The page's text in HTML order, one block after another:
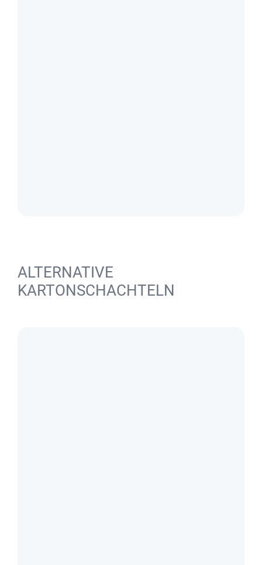
ALTERNATIVE
KARTONSCHACHTELN